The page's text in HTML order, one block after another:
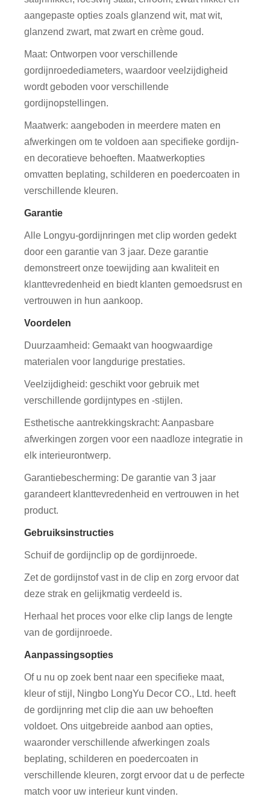
aangepaste opties zoals glanzend wit, mat wit,
glanzend zwart, mat zwart en crème goud.
Maat: Ontworpen voor verschillende
gordijnroedediameters, waardoor veelzijdigheid
wordt geboden voor verschillende
gordijnopstellingen.
Maatwerk: aangeboden in meerdere maten en
afwerkingen om te voldoen aan specifieke gordijn-
en decoratieve behoeften. Maatwerkopties
omvatten beplating, schilderen en poedercoaten in
verschillende kleuren.
Garantie
Alle Longyu-gordijnringen met clip worden gedekt
door een garantie van 3 jaar. Deze garantie
demonstreert onze toewijding aan kwaliteit en
klanttevredenheid en biedt klanten gemoedsrust en
vertrouwen in hun aankoop.
Voordelen
Duurzaamheid: Gemaakt van hoogwaardige
materialen voor langdurige prestaties.
Veelzijdigheid: geschikt voor gebruik met
verschillende gordijntypes en -stijlen.
Esthetische aantrekkingskracht: Aanpasbare
afwerkingen zorgen voor een naadloze integratie in
elk interieurontwerp.
Garantiebescherming: De garantie van 3 jaar
garandeert klanttevredenheid en vertrouwen in het
product.
Gebruiksinstructies
Schuif de gordijnclip op de gordijnroede.
Zet de gordijnstof vast in de clip en zorg ervoor dat
deze strak en gelijkmatig verdeeld is.
Herhaal het proces voor elke clip langs de lengte
van de gordijnroede.
Aanpassingsopties
Of u nu op zoek bent naar een specifieke maat,
kleur of stijl, Ningbo LongYu Decor CO., Ltd. heeft
de gordijnring met clip die aan uw behoeften
voldoet. Ons uitgebreide aanbod aan opties,
waaronder verschillende afwerkingen zoals
beplating, schilderen en poedercoaten in
verschillende kleuren, zorgt ervoor dat u de perfecte
match voor uw interieur kunt vinden.